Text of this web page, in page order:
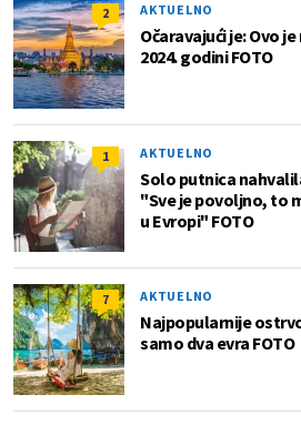
2 AKTUELNO
Očaravajući je: Ovo
2024. godini FOTO
1 AKTUELNO
Solo putnica
"Sve je povoljno, to
u Evropi" FOTO
7 AKTUELNO
Najpopularnije
samo dva evra FOTO